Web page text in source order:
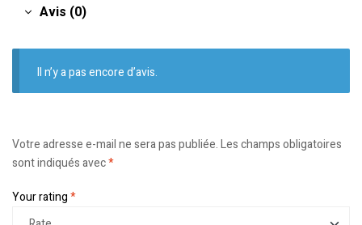
Avis (0)
Il n’y a pas encore d’avis.
Votre adresse e-mail ne sera pas publiée.Les champs obligatoires
sont indiqués avec*
Your rating*